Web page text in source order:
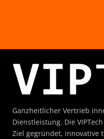
Ganzheitlicher Vertrieb
Dienstleistung. Die
Ziel gegründet, innovative